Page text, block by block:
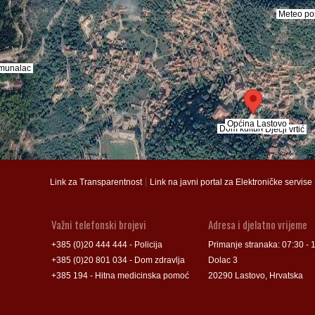
Općina Lastovo
Dječji vrtić
Meteo
Dom kulture
Općina Lastovo
Dječji vrtić
Meteo
Dom kulture
Link za Transparentnost| Link na javni portal za Elektroničke servise
Adresa i djelatno vrijeme
Primanje stranaka: 07:30 -
Dolac 3
20290 Lastovo, Hrvatska
Važni telefonski brojevi
+385 (0)20 444 444 - Policija
+385 (0)20 801 034 - Dom zdravlja
+385 194 - Hitna medicinska pomoć